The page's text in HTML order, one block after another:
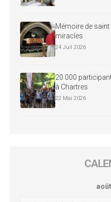
Mémoire de saint
miracles
24 Juil 2026
20 000
à Chartres
22 Mai 2026